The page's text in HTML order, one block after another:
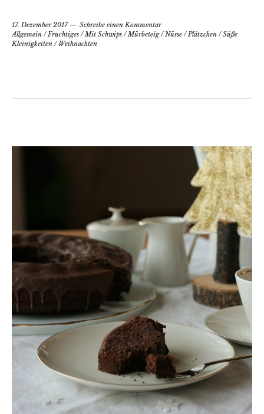
17. Dezember 2017
Schreibe einen Kommentar
Allgemein / Fruchtiges / Mit Schwips / Mürbeteig/ Nüsse / Plätzchen /Süße
Kleinigkeiten / Weihnachten